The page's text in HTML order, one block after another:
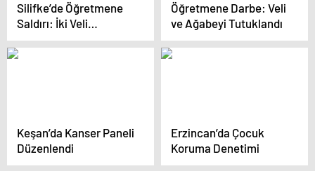
Silifke’de Öğretmene
Saldırı: İki Veli
Tutuklandı
Öğretmene Darbe: Veli
ve Ağabeyi Tutuklandı
Keşan’da Kanser Paneli
Düzenlendi
Erzincan’da Çocuk
Koruma Denetimi